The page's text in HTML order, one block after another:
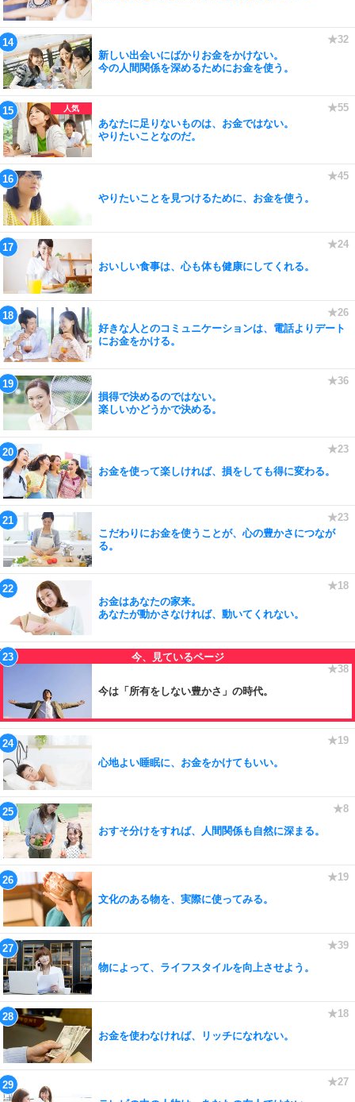
新しい出会いにばかりお金をかけない。
今の人間関係を深めるためにお金を使う。
あなたに足りないものは、お金ではない。
やりたいことなのだ。
やりたいことを見つけるために、お金を使う。
おいしい食事は、心も体も健康にしてくれる。
好きな人とのコミュニケーションは、電話よりデート
にお金をかける。
損得で決めるのではない。
楽しいかどうかで決める。
お金を使って楽しければ、損をしても得に変わる。
こだわりにお金を使うことが、心の豊かさにつなが
る。
お金はあなたの家来。
あなたが動かさなければ、動いてくれない。
今は「所有をしない豊かさ」の時代。
心地よい睡眠に、お金をかけてもいい。
おすそ分けをすれば、人間関係も自然に深まる。
文化のある物を、実際に使ってみる。
物によって、ライフスタイルを向上させよう。
お金を使わなければ、リッチになれない。